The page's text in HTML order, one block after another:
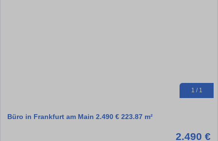
1 / 1
Büro in Frankfurt am Main 2.490 € 223.87 m²
2.490 €